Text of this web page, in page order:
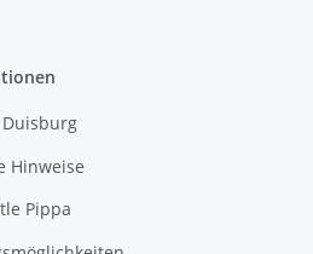
Hinweise
Pippa